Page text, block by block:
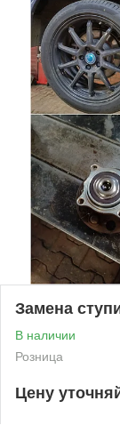
Замена
В наличии
Розница
Цену